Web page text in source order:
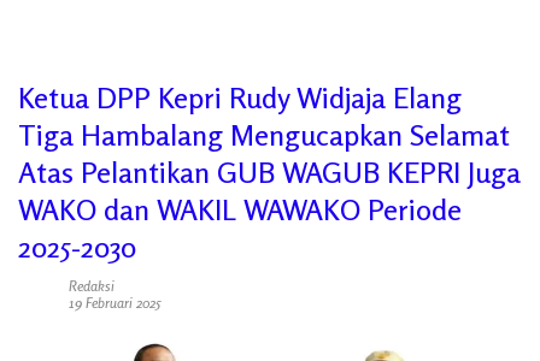
Ketua DPP Kepri Rudy Widjaja Elang
Tiga Hambalang Mengucapkan Selamat
Atas Pelantikan GUB WAGUB KEPRI Juga
WAKO dan WAKIL WAWAKO Periode
2025-2030
Redaksi
19 Februari 2025